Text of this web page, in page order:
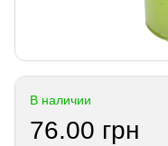
В наличии
76.00 грн